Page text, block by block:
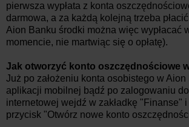
pierwsza wypłata z konta
darmowa, a za każdą kolejną trzeba
Aion Banku środki można więc wypłacać
momencie, nie martwiąc się o opłatę).
Jak otworzyć konto oszczędnościowe
Już po założeniu konta osobistego w Aion
aplikacji mobilnej bądź po zalogowaniu
internetowej wejdź w zakładkę "Finanse"
przycisk "Otwórz nowe konto